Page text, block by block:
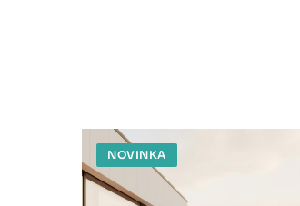
NOVINKA